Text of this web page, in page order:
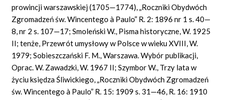
prowincji warszawskiej (1705—1774), „Roczniki Obydwóch
Zgromadzeń św. Wincentego à Paulo” R. 2: 1896 nr 1 s. 40—
8, nr 2 s. 107—17; Smoleński W., Pisma historyczne, W. 1925
II; tenże, Przewrót umysłowy w Polsce w wieku XVIII, W.
1979; Sobieszczański F. M., Warszawa. Wybór publikacji,
Oprac. W. Zawadzki, W. 1967 II; Szymbor W., Trzy lata w
życiu księdza Śliwickiego, „Roczniki Obydwóch Zgromadzeń
św. Wincentego à Paulo” R. 15: 1909 s. 31—46, R. 16: 1910